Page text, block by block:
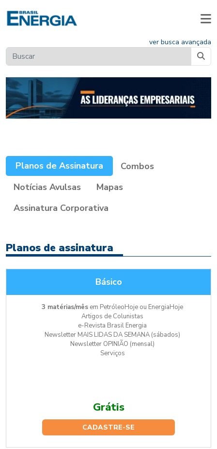
ver busca avançada
Planos de Assinatura
Combos
Notícias Avulsas
Mapas
Assinatura Corporativa
Planos de assinatura
Básico
3 matérias/mês em PetróleoHoje ou EnergiaHoje
Artigos de Colunistas
e-Revista Brasil Energia
Newsletter MAIS LIDAS DA SEMANA (sábados)
Newsletter OPINIÃO (mensal)
Serviços
Grátis
CADASTRE-SE